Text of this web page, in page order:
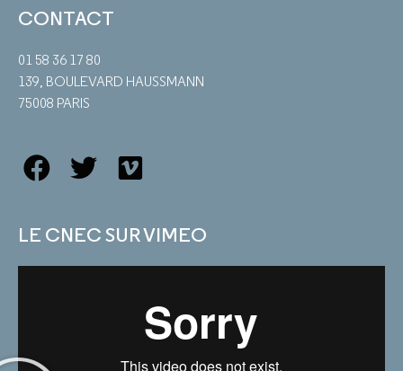
CONTACT
01 58 36 17 80
139, BOULEVARD HAUSSMANN
75008 PARIS
LE CNEC SUR VIMEO